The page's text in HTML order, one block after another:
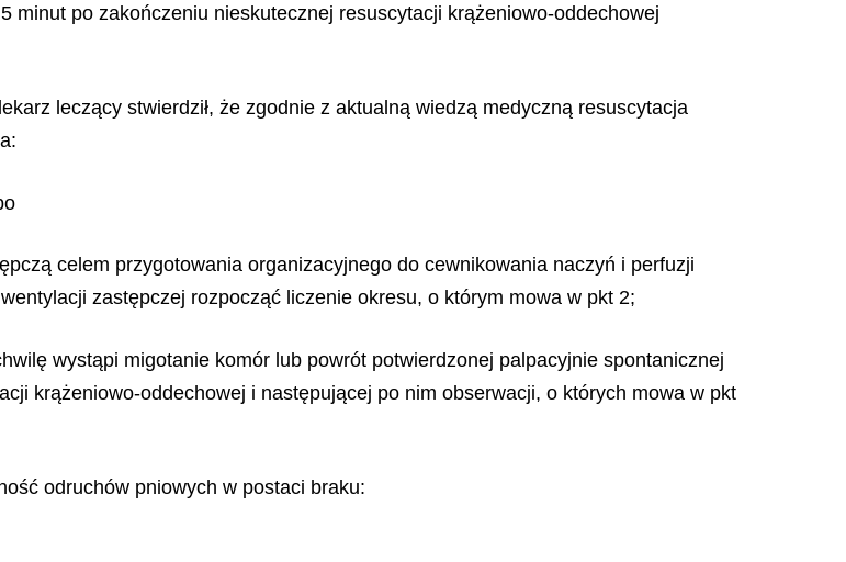
minut po zakończeniu nieskutecznej resuscytacji krążeniowo-oddechowej
leczący stwierdził, że zgodnie z aktualną wiedzą medyczną resuscytacja
celem przygotowania organizacyjnego do cewnikowania naczyń i perfuzji
zastępczej rozpocząć liczenie okresu, o którym mowa w pkt 2;
wystąpi migotanie komór lub powrót potwierdzonej palpacyjnie spontanicznej
krążeniowo-oddechowej i następującej po nim obserwacji, o których mowa w pkt
odruchów pniowych w postaci braku: